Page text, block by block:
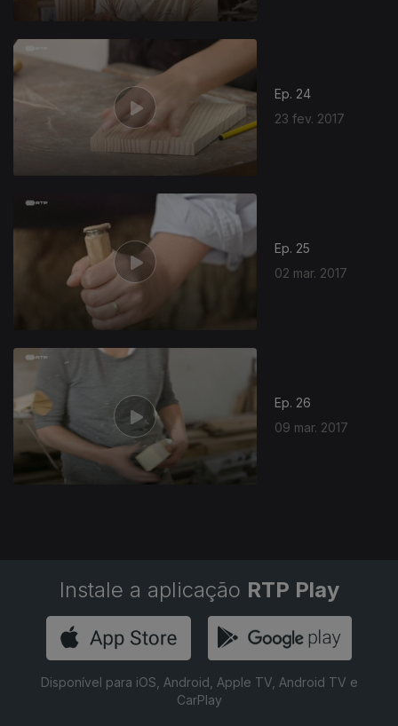
Ep. 24
23 fev. 2017
Ep. 25
02 mar. 2017
Ep. 26
09 mar. 2017
763417
Instale a aplicação RTP Play
Disponível para iOS, Android, Apple TV, Android TV e
CarPlay